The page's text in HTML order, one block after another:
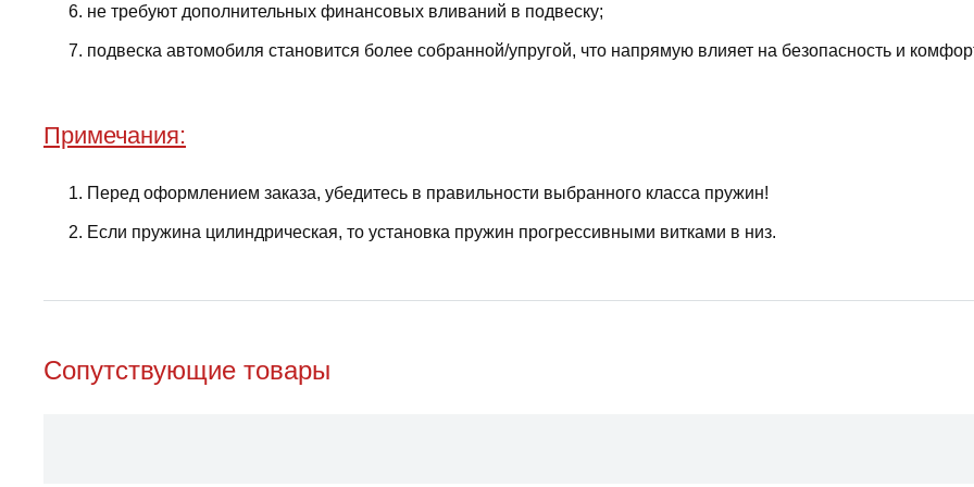
не требуют дополнительных финансовых вливаний в подвеску;
подвеска автомобиля становится более собранной/упругой, что напрямую влияет на безопасность и
Примечания:
Перед оформлением заказа, убедитесь в правильности выбранного класса пружин!
Если пружина цилиндрическая, то установка пружин прогрессивными витками в низ.
Сопутствующие товары